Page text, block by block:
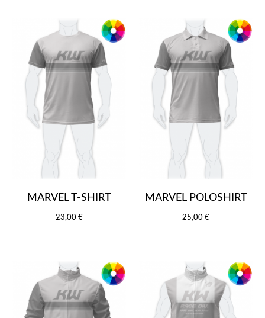
MARVEL T-SHIRT
23,00 €
MARVEL POLOSHIRT
25,00 €